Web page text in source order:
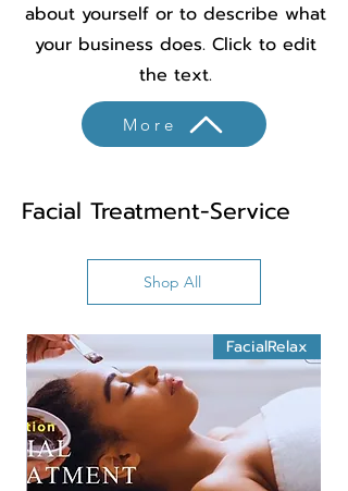
about yourself or to describe what
your business does. Click to edit
the text.
More
Facial Treatment-Service
Shop All
FacialRelax